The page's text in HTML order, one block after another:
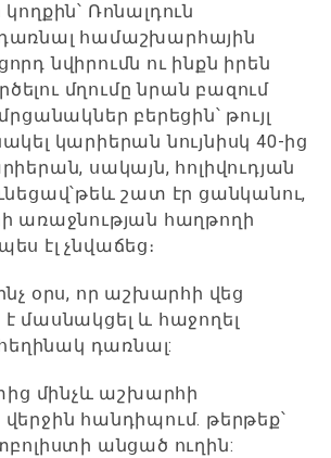
Ռոնալդուն
համաշխարհային
նվիրումն ու ինքն իրեն
մղումը նրան բազում
բերեցին՝ թույլ
կարիերան նույնիսկ 40-ից
սակայն, հոլիվուդյան
շատ էր ցանկանու,
առաջնության հաղթողի
էլ չնվաճեց։
օրս, որ աշխարհի վեց
մասնակցել և հաջողել
հեղինակ դառնալ:
մինչև աշխարհի
հանդիպում. թերթեք՝
անցած ուղին: